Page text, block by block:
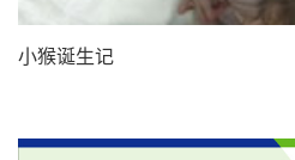
小猴诞生记